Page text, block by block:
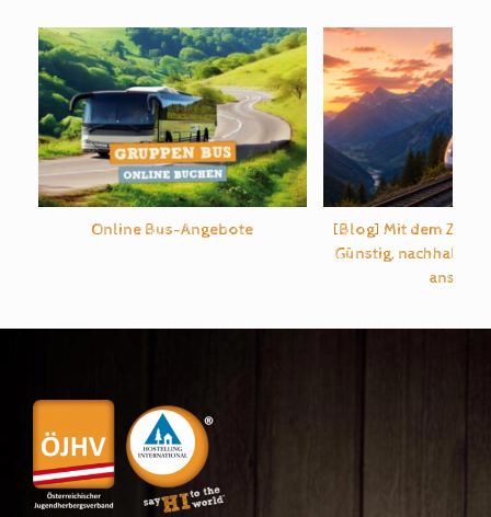
Online Bus-Angebote
[Blog] Mit dem Zug
Günstig, nachhaltig
ans Ziel